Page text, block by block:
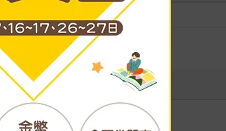
級別
寫評價